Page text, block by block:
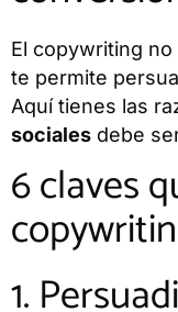
El copywriting
te permite
Aquí tienes las
sociales debe
6 claves
1.